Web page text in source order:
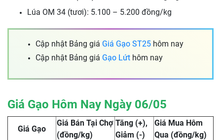
Lúa OM 34 (tươi): 5.100 – 5.200 đồng/kg
Cập nhật Bảng giá Giá Gạo ST25 hôm nay
Cập nhật Bảng giá Gạo Lứt hôm nay
Giá Gạo Hôm Nay Ngày 06/05
Giá Gạo
Giá Bán Tại Chợ
(đồng/kg)
Tăng (+),
Giảm (-)
Giá Mua Hôm
Qua (đồng/kg)